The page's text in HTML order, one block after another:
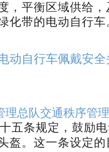
，平衡区域供给
化带的电动自行车
动自行车佩戴安
理总队交通秩序管
十五条规定，鼓励
盔。这一条设定